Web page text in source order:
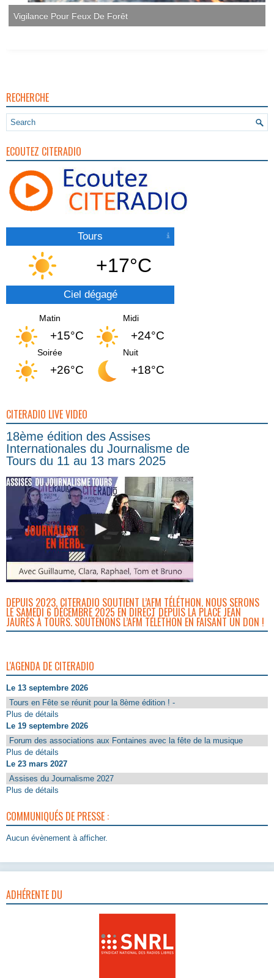
Vigilance Pour Feux De Forêt
RECHERCHE
ECOUTEZ CITERADIO
Tours
+17°C
Ciel dégagé
Matin
+15°C
Midi
+24°C
Soirée
+26°C
Nuit
+18°C
CITERADIO LIVE VIDEO
18ème édition des Assises
Internationales du Journalisme de
Tours du 11 au 13 mars 2025
DEPUIS 2023, CITERADIO SOUTIENT L’AFM TÉLÉTHON. NOUS SERONS
LE SAMEDI 6 DÉCEMBRE 2025 EN DIRECT DEPUIS LA PLACE JEAN
JAURÈS À TOURS. SOUTENONS L’AFM TÉLÉTHON EN FAISANT UN DON !
L'AGENDA DE CITERADIO
Le 13 septembre 2026
Tours en Fête se réunit pour la 8ème édition ! -
Plus de détails
Le 19 septembre 2026
Forum des associations aux Fontaines avec la fête de la musique
Plus de détails
Le 23 mars 2027
Assises du Journalisme 2027
Plus de détails
COMMUNIQUÉS DE PRESSE :
Aucun évènement à afficher.
ADHÉRENTE DU